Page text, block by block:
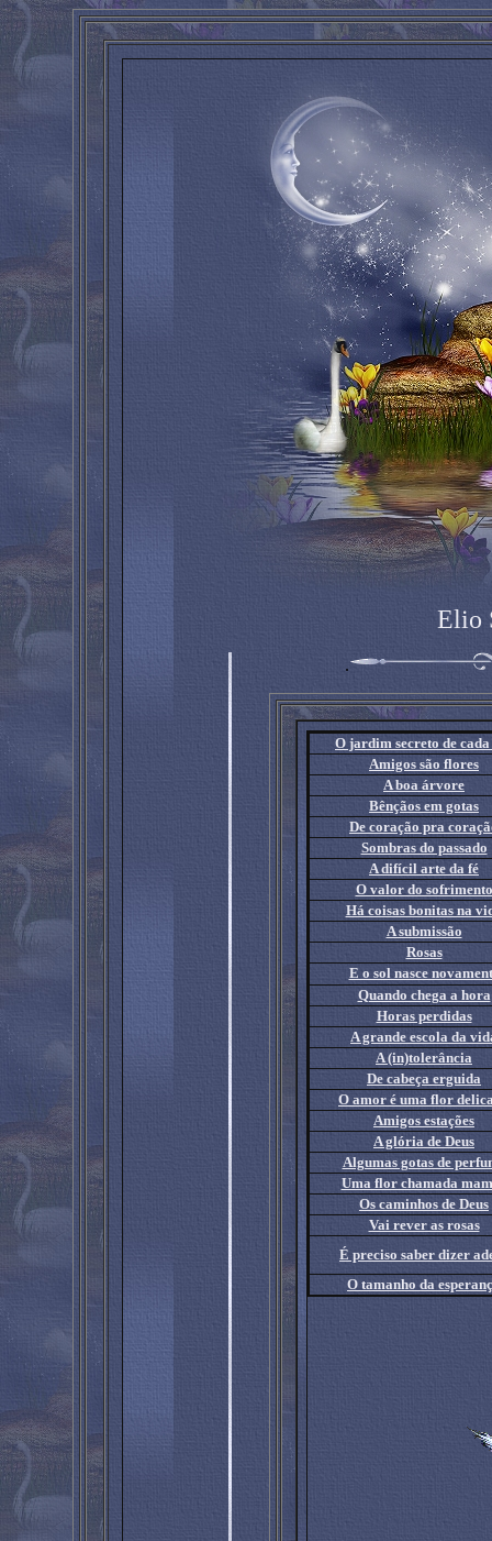
Elio
.
O jardim secreto de
Amigos são flores
A boa árvore
Bênçãos em gotas
De coração pra
Sombras do passado
A difícil arte da fé
O valor do sofrimento
Há coisas bonitas na
A submissão
Rosas
E o sol nasce
Quando chega a hora
Horas perdidas
A grande escola da
A (in)tolerância
De cabeça erguida
O amor é uma flor
Amigos estações
A glória de Deus
Algumas gotas de
Uma flor chamada
Os caminhos de Deus
Vai rever as rosas
É preciso saber dizer
O tamanho da